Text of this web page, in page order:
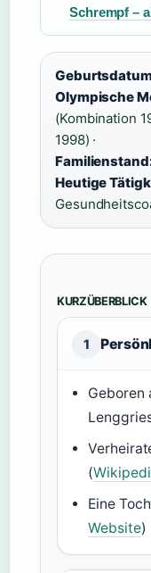
Schrempf –
Olympische
(Kombination
1998) ·
Heutige
KURZÜBERBLICK
1
Geboren
(
Eine
Website)